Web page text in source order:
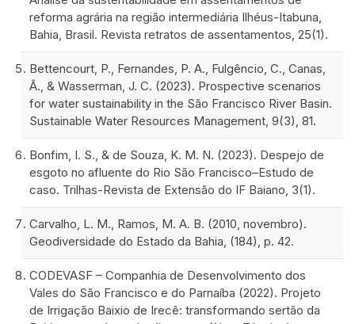
reforma agrária na região intermediária Ilhéus-Itabuna,
Bahia, Brasil. Revista retratos de assentamentos, 25(1).
Bettencourt, P., Fernandes, P. A., Fulgêncio, C., Canas,
Â., & Wasserman, J. C. (2023). Prospective scenarios
for water sustainability in the São Francisco River Basin.
Sustainable Water Resources Management, 9(3), 81.
Bonfim, I. S., & de Souza, K. M. N. (2023). Despejo de
esgoto no afluente do Rio São Francisco–Estudo de
caso. Trilhas-Revista de Extensão do IF Baiano, 3(1).
Carvalho, L. M., Ramos, M. A. B. (2010, novembro).
Geodiversidade do Estado da Bahia, (184), p. 42.
CODEVASF – Companhia de Desenvolvimento dos
Vales do São Francisco e do Parnaíba (2022). Projeto
de Irrigação Baixio de Irecê: transformando sertão da